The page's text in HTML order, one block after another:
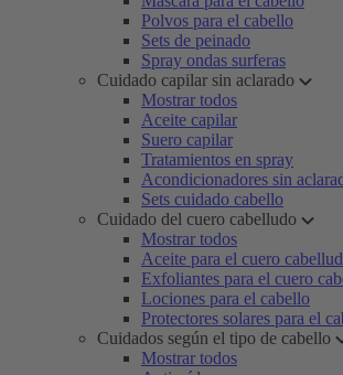
Polvos para el cabello
Sets de peinado
Spray ondas surferas
Cuidado capilar sin aclarado
Mostrar todos
Aceite capilar
Suero capilar
Tratamientos en spray
Acondicionadores sin
Sets cuidado cabello
Cuidado del cuero cabelludo
Mostrar todos
Aceite para el cuero
Exfoliantes para el cuero
Lociones para el cabello
Protectores solares para el
Cuidados según el tipo de cabello
Mostrar todos